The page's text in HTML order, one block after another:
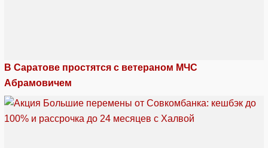
В Саратове простятся с ветераном МЧС
Абрамовичем